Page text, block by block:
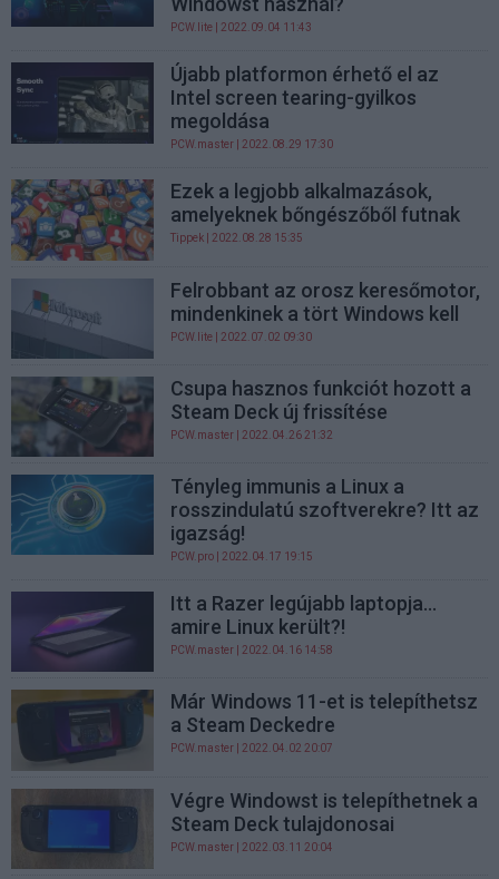
PCW.lite | 2022.09.04 11:43
Újabb platformon érhető el az
Intel screen tearing-gyilkos
megoldása
PCW.master | 2022.08.29 17:30
Ezek a legjobb alkalmazások,
amelyeknek bőngészőből futnak
Tippek | 2022.08.28 15:35
Felrobbant az orosz keresőmotor,
mindenkinek a tört Windows kell
PCW.lite | 2022.07.02 09:30
Csupa hasznos funkciót hozott a
Steam Deck új frissítése
PCW.master | 2022.04.26 21:32
Tényleg immunis a Linux a
rosszindulatú szoftverekre? Itt az
igazság!
PCW.pro | 2022.04.17 19:15
Itt a Razer legújabb laptopja...
amire Linux került?!
PCW.master | 2022.04.16 14:58
Már Windows 11-et is telepíthetsz
a Steam Deckedre
PCW.master | 2022.04.02 20:07
Végre Windowst is telepíthetnek a
Steam Deck tulajdonosai
PCW.master | 2022.03.11 20:04